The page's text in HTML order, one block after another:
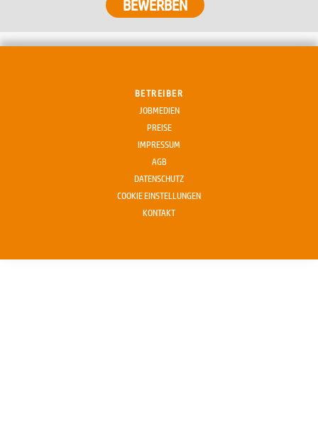
BETREIBER
JOBMEDIEN
PREISE
IMPRESSUM
AGB
DATENSCHUTZ
COOKIE EINSTELLUNGEN
KONTAKT